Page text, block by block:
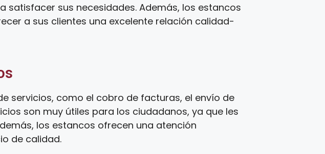
sus necesidades. Además, los estancos
a sus clientes una excelente relación calidad-
servicios, como el cobro de facturas, el envío de
son muy útiles para los ciudadanos, ya que les
los estancos ofrecen una atención
de calidad.